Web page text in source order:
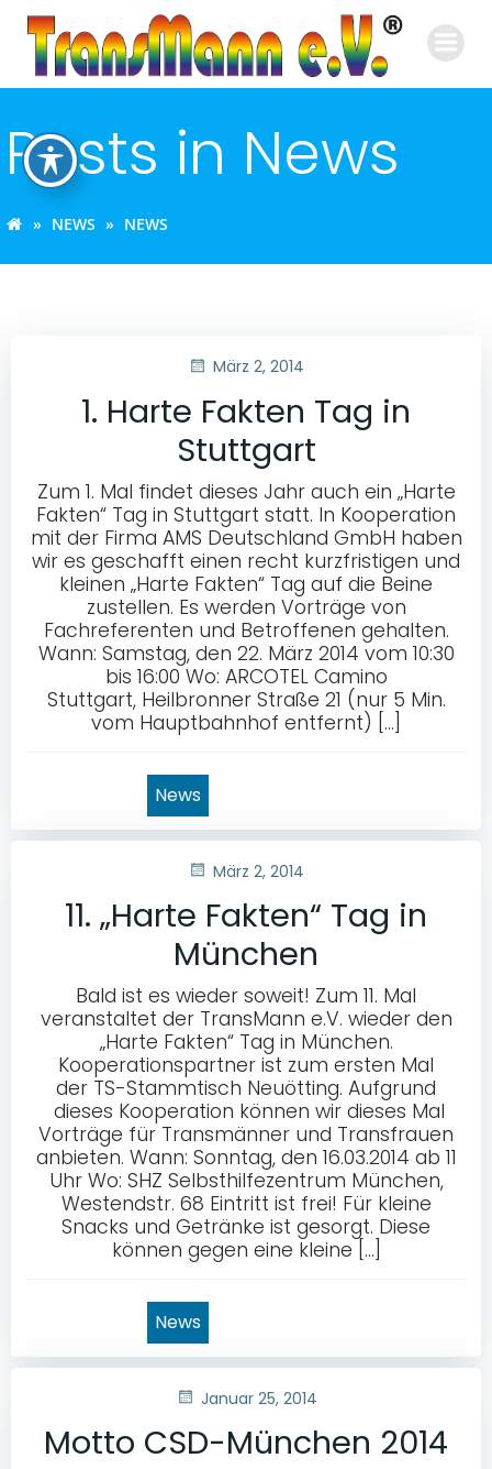
Inhalt
springen
Posts in News
NEWS NEWS
März 2, 2014
1. Harte Fakten Tag in
Stuttgart
Zum 1. Mal findet dieses Jahr auch ein „Harte
Fakten“ Tag in Stuttgart statt. In Kooperation
mit der Firma AMS Deutschland GmbH haben
wir es geschafft einen recht kurzfristigen und
kleinen „Harte Fakten“ Tag auf die Beine
zustellen. Es werden Vorträge von
Fachreferenten und Betroffenen gehalten.
Wann: Samstag, den 22. März 2014 vom 10:30
bis 16:00 Wo: ARCOTEL Camino
Stuttgart, Heilbronner Straße 21 (nur 5 Min.
vom Hauptbahnhof entfernt) […]
News
März 2, 2014
11. „Harte Fakten“ Tag in
München
Bald ist es wieder soweit! Zum 11. Mal
veranstaltet der TransMann e.V. wieder den
„Harte Fakten“ Tag in München.
Kooperationspartner ist zum ersten Mal
der TS-Stammtisch Neuötting. Aufgrund
dieses Kooperation können wir dieses Mal
Vorträge für Transmänner und Transfrauen
anbieten. Wann: Sonntag, den 16.03.2014 ab 11
Uhr Wo: SHZ Selbsthilfezentrum München,
Westendstr. 68 Eintritt ist frei! Für kleine
Snacks und Getränke ist gesorgt. Diese
können gegen eine kleine […]
News
Januar 25, 2014
Motto CSD-München 2014